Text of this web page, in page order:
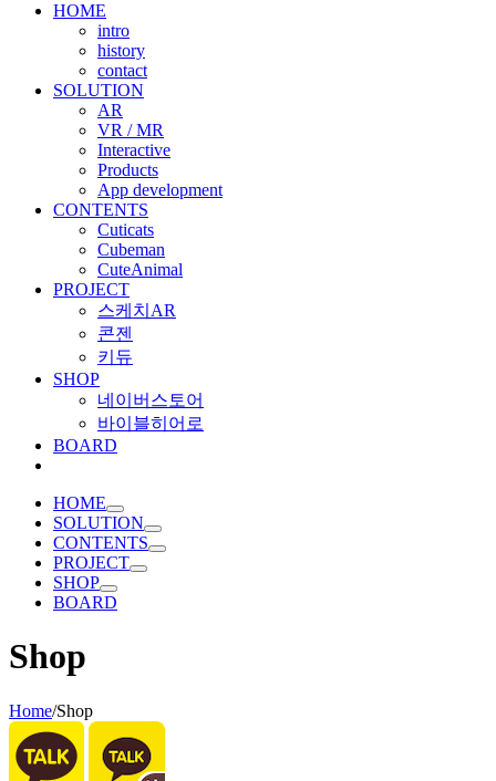
HOME
intro
history
contact
SOLUTION
AR
VR / MR
Interactive
Products
App development
CONTENTS
Cuticats
Cubeman
CuteAnimal
PROJECT
스케치AR
콘젠
키듀
SHOP
네이버스토어
바이블히어로
BOARD
HOME
SOLUTION
CONTENTS
PROJECT
SHOP
BOARD
Shop
Home/Shop